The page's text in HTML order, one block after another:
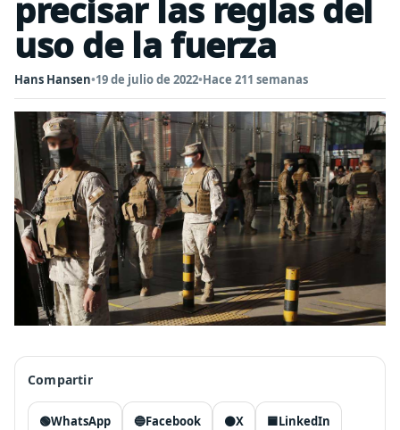
precisar las reglas del
uso de la fuerza
Hans Hansen•19 de julio de 2022•Hace 211 semanas
Compartir
🟢WhatsApp 🔵Facebook ⚫X 🟦LinkedIn